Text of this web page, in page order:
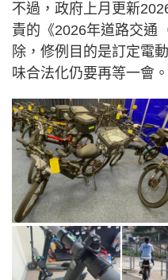
不過，政府上月更新
責的《2026年道路交通
除，修例目的是訂定電
味合法化仍要再等一會。